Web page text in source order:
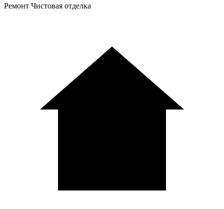
Ремонт Чистовая отделка